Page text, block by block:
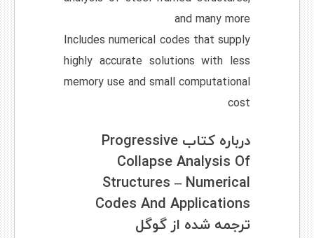
and many more
Includes numerical codes that supply
highly accurate solutions with less
memory use and small computational
cost
درباره کتاب Progressive
Collapse Analysis Of
Structures – Numerical
Codes And Applications
ترجمه شده از گوگل